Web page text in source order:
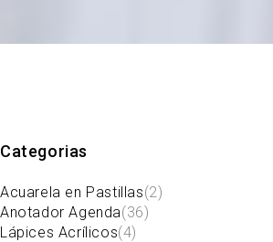
Categorias
Acuarela en Pastillas(2)
Anotador Agenda(36)
Lápices Acrílicos(4)